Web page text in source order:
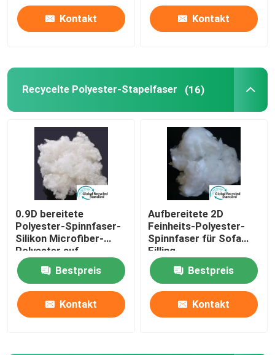
nicht gesponnenes Polypropylengewebe
Mikrofaser-Reinigungstuch
Nichtgewebtes Putztuch
Polymer-Kissen
Kontakt Kontakt
Recycelte Polyester-Stapelfaser (16)
0.9D bereitete
Polyester-Spinnfaser-
Silikon Microfiber-
Polyester auf
Bestpreis
Kontakt
Aufbereitete 2D
Feinheits-Polyester-
Spinnfaser für Sofa
Filling
Bestpreis
Kontakt